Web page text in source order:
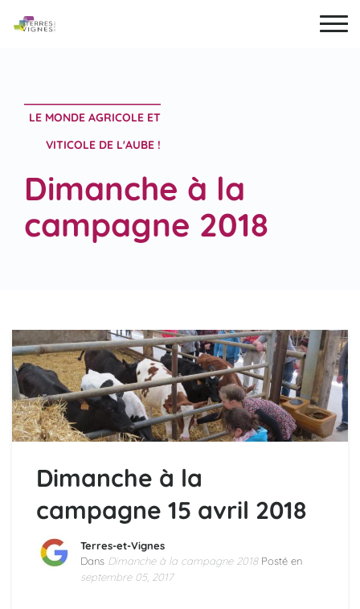
LE MONDE AGRICOLE ET
VITICOLE DE L'AUBE !
Dimanche à la
campagne 2018
Dimanche à la
campagne 15 avril 2018
Terres-et-Vignes
Dans Dimanche à la campagne 2018Posté en
septembre 05, 2017